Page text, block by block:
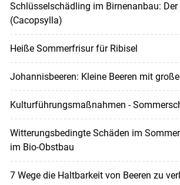
Schlüsselschädling im Birnenanbau:
(Cacopsylla)
Heiße Sommerfrisur für Ribisel
Johannisbeeren: Kleine Beeren mit
Kulturführungsmaßnahmen -
Witterungsbedingte Schäden im
im Bio-Obstbau
7 Wege die Haltbarkeit von Beeren zu